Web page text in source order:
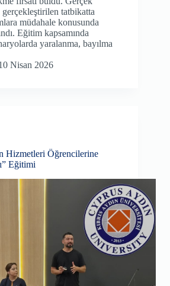
tatbikatta
müdahale konusunda
Eğitim kapsamında
yaralanma, bayılma
Nisan 2026
Hizmetleri Öğrencilerine
Eğitimi